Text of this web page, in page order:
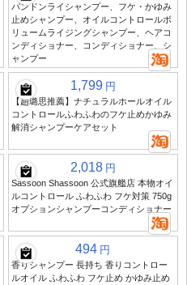
パンドンライシャンプー、フケ・かゆみ
止めシャンプー、オイルコントロールボ
リュームライジングシャンプー、ヘアコ
ンディショナー、コンディショナー、シ
ャンプー
1,799 円
【趙璐思推薦】ナチュラルホールオイル
コントロールふわふわのフケ止めかゆみ
解消シャンプーケアセット
2,018 円
Sassoon Shassoon 公式旗艦店 本物オイ
ルコントロール ふわふわ フケ対策 750g
オプションシャンプーコンディショナー
494 円
香りシャンプー 長持ち 香りコントロー
ルオイル ふわふわ フケ止め かゆみ止め